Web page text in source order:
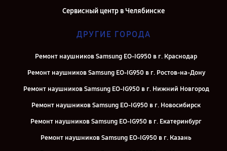
Сервисный центр в Челябинске
ДРУГИЕ ГОРОДА
Ремонт наушников Samsung EO-IG950 в г. Краснодар
Ремонт наушников Samsung EO-IG950 в г. Ростов-на-Дону
Ремонт наушников Samsung EO-IG950 в г. Нижний Новгород
Ремонт наушников Samsung EO-IG950 в г. Новосибирск
Ремонт наушников Samsung EO-IG950 в г. Екатеринбург
Ремонт наушников Samsung EO-IG950 в г. Казань